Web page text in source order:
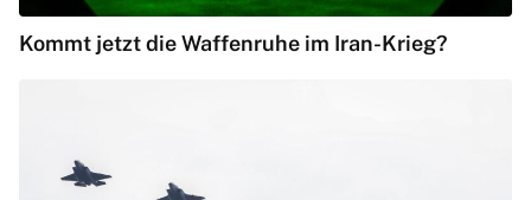
Kommt jetzt die Waffenruhe im Iran-Krieg?